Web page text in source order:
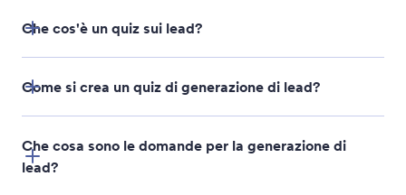
Che cos'è un quiz sui lead?
Come si crea un quiz di generazione di lead?
Che cosa sono le domande per la generazione di
lead?